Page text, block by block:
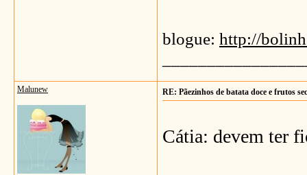
blogue: http://
Malunew RE: Pãezinhos de batata doce e frutos
Cátia: devem ter